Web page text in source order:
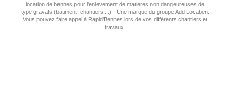
location de bennes pour l'enlevement de matières non dangeureuses de
type gravats (batiment, chantiers ...) - Une marque du groupe Add Locaben.
Vous pouvez faire appel à Rapid'Bennes lors de vos différents chantiers et
travaux.